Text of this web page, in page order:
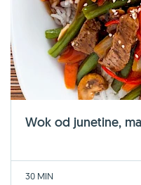
Wok od junetine,
30 MIN